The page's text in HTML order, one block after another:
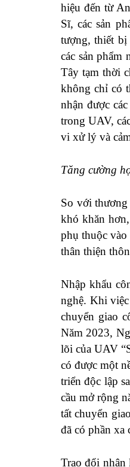
hiệu đến từ
Sĩ, các sản
tượng, thiết bị
các sản
Tây tạm thời
không chỉ có
nhận được
trong UAV,
vi xử lý và
Tăng cường
So với
khó khăn
phụ thuộc
thân thiện
Nhập khẩu
nghệ. Khi
chuyển giao
Năm 2023,
lõi của UAV
có được một
triển độc lập
cầu mở rộng
tất chuyển
đã có phần xa
Trao đổi nhân